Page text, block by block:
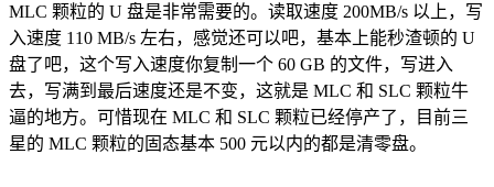
MLC 颗粒的 U 盘是非常需要的。读取速度 200MB/s 以上，写
入速度 110 MB/s 左右，感觉还可以吧，基本上能秒渣顿的 U
盘了吧，这个写入速度你复制一个 60 GB 的文件，写进入
去，写满到最后速度还是不变，这就是 MLC 和 SLC 颗粒牛
逼的地方。可惜现在 MLC 和 SLC 颗粒已经停产了，目前三
星的 MLC 颗粒的固态基本 500 元以内的都是清零盘。